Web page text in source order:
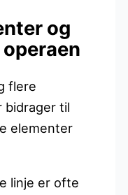
og
flere
til
elementer
linje er ofte